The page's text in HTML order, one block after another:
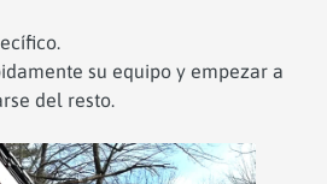
su equipo y empezar a
del resto.